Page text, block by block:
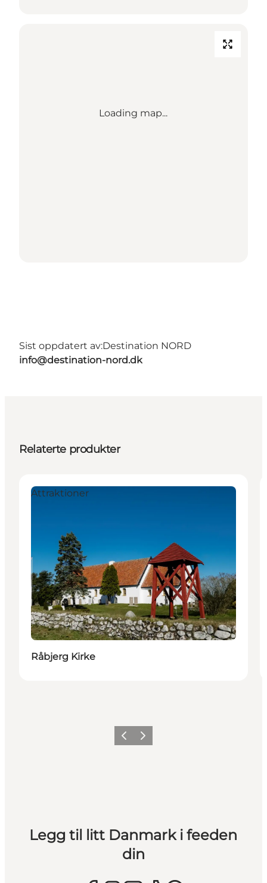
Loading map...
Sist oppdatert av:Destination NORD
info@destination-nord.dk
Relaterte produkter
Attraktioner
Råbjerg Kirke
ForrigeNeste
Legg til litt Danmark i feeden
din